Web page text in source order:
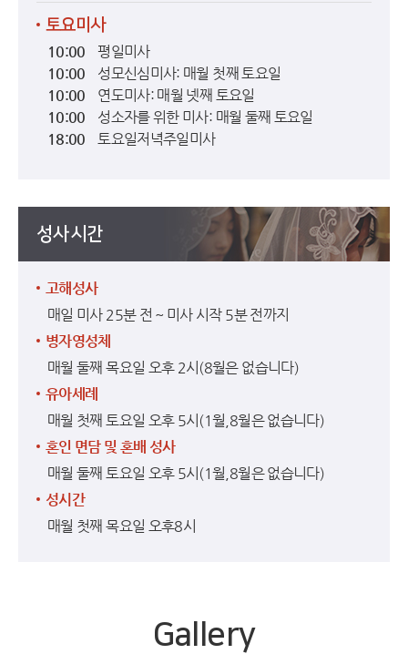
토요미사
10:00
평일미사
10:00
성모신심미사: 매월 첫째 토요일
10:00
연도미사: 매월 넷째 토요일
10:00
성소자를 위한 미사: 매월 둘째 토요일
18:00
토요일저녁주일미사
성사시간
고해성사
매일 미사 25분 전 ~ 미사 시작 5분 전까지
병자영성체
매월 둘째 목요일 오후 2시(8월은 없습니다)
유아세례
매월 첫째 토요일 오후 5시(1월,8월은 없습니다)
혼인 면담 및 혼배 성사
매월 둘째 토요일 오후 5시(1월,8월은 없습니다)
성시간
매월 첫째 목요일 오후8시
Gallery